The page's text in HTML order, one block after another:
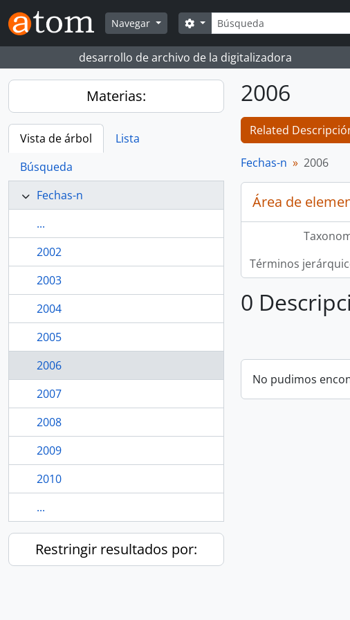
Skip to main content
Navegar
Búsqueda
Search options
desarrollo de archivo de la digitalizadora
Materias:
Vista de árbol
Lista
Búsqueda
Fechas-n
...
2002
2003
2004
2005
2006
2007
2008
2009
2010
...
Restringir resultados por:
2006
Related
Fechas-n 2006
Área de
Términos
0
No pudimos